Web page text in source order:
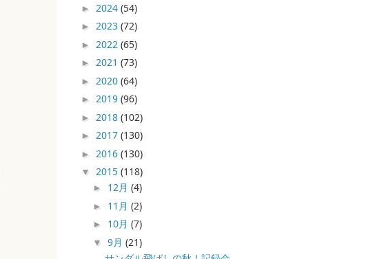
► 2024 (54)
► 2023 (72)
► 2022 (65)
► 2021 (73)
► 2020 (64)
► 2019 (96)
► 2018 (102)
► 2017 (130)
► 2016 (130)
▼ 2015 (118)
► 12月 (4)
► 11月 (2)
► 10月 (7)
▼ 9月 (21)